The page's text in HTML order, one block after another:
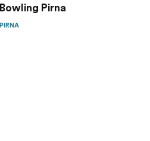
Bowling Pirna
PIRNA